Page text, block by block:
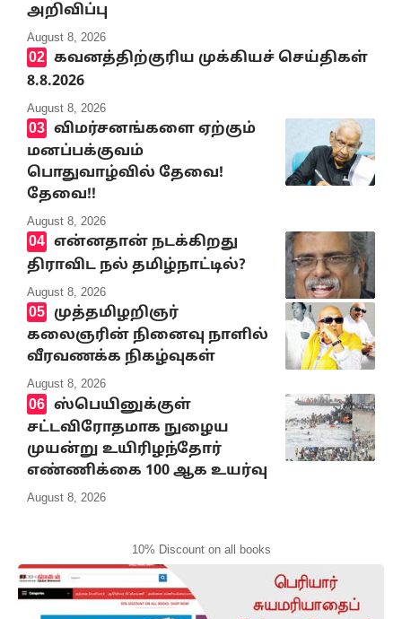
அறிவிப்பு
August 8, 2026
கவனத்திற்குரிய முக்கியச் செய்திகள்
8.8.2026
August 8, 2026
விமர்சனங்களை ஏற்கும்
மனப்பக்குவம்
பொதுவாழ்வில் தேவை!
தேவை!!
August 8, 2026
என்னதான் நடக்கிறது
திராவிட நல் தமிழ்நாட்டில்?
August 8, 2026
முத்தமிழறிஞர்
கலைஞரின் நினைவு நாளில்
வீரவணக்க நிகழ்வுகள்
August 8, 2026
ஸ்பெயினுக்குள்
சட்டவிரோதமாக நுழைய
முயன்று உயிரிழந்தோர்
எண்ணிக்கை 100 ஆக உயர்வு
August 8, 2026
10% Discount on all books